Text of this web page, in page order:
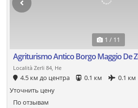
1 / 11
Agriturismo Antico Borgo Maggio De
Località Zerli 84, Не
4.5 км до центра 0.1 км 0.1 км
По отзывам
Уточнить цену